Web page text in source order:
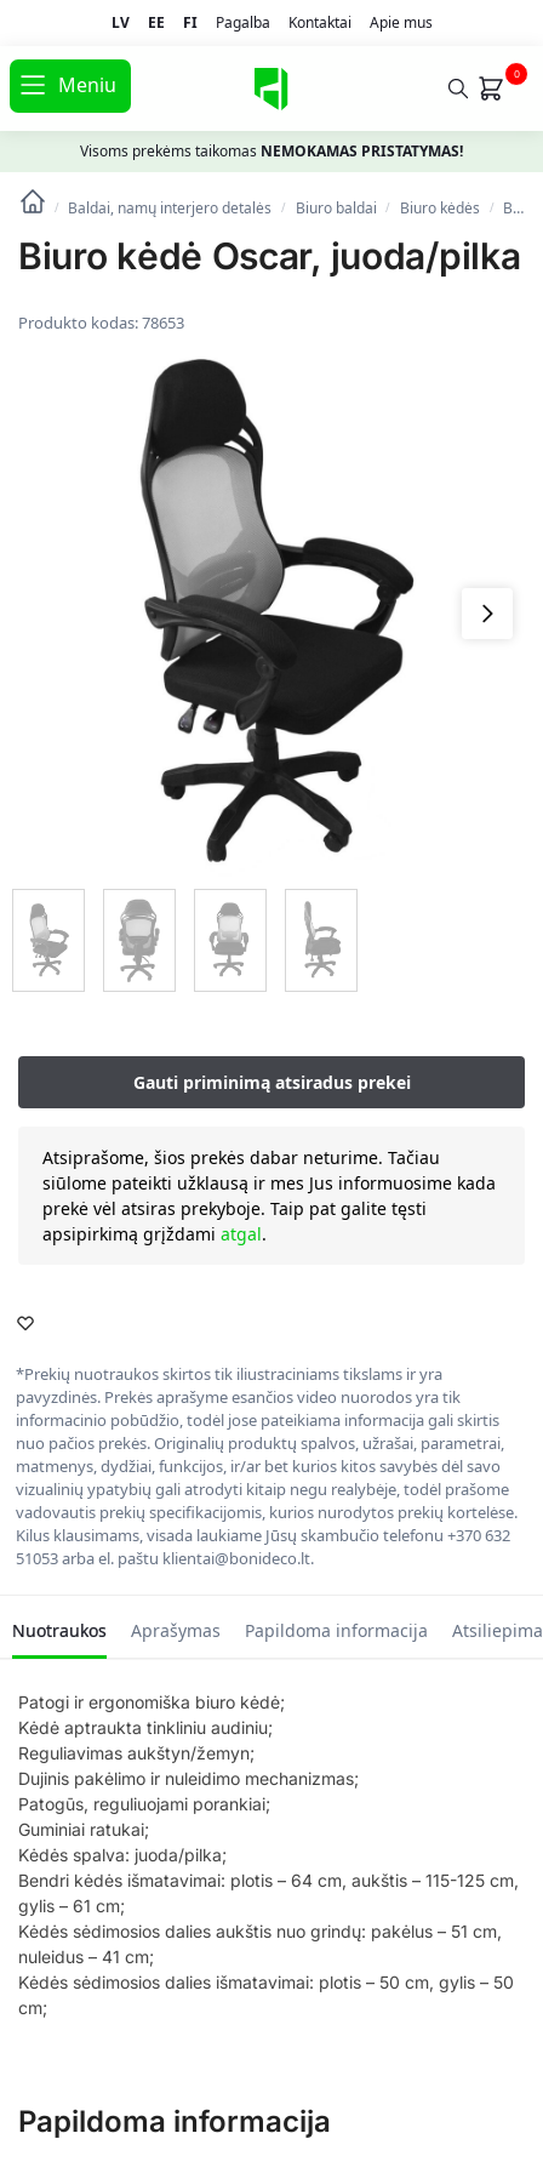
LV EE FI Pagalba Kontaktai Apie mus
Meniu 0
Visoms prekėms taikomas NEMOKAMAS PRISTATYMAS!
/ Baldai, namų interjero detalės / Biuro baldai / Biuro kėdės / Biuro kėdė Oscar, juoda/pilka
Biuro kėdė Oscar, juoda/pilka
Produkto kodas:78653
Atsiprašome, šios prekės dabar neturime. Tačiau
siūlome pateikti užklausą ir mes Jus informuosime kada
prekė vėl atsiras prekyboje. Taip pat galite tęsti
apsipirkimą grįždami atgal.
*Prekių nuotraukos skirtos tik iliustraciniams tikslams ir yra
pavyzdinės. Prekės aprašyme esančios video nuorodos yra tik
informacinio pobūdžio, todėl jose pateikiama informacija gali skirtis
nuo pačios prekės. Originalių produktų spalvos, užrašai, parametrai,
matmenys, dydžiai, funkcijos, ir/ar bet kurios kitos savybės dėl savo
vizualinių ypatybių gali atrodyti kitaip negu realybėje, todėl prašome
vadovautis prekių specifikacijomis, kurios nurodytos prekių kortelėse.
Kilus klausimams, visada laukiame Jūsų skambučio telefonu +370 632
51053 arba el. paštu klientai@bonideco.lt.
Nuotraukos Aprašymas Papildoma informacija
Patogi ir ergonomiška biuro kėdė;
Kėdė aptraukta tinkliniu audiniu;
Reguliavimas aukštyn/žemyn;
Dujinis pakėlimo ir nuleidimo mechanizmas;
Patogūs, reguliuojami porankiai;
Guminiai ratukai;
Kėdės spalva: juoda/pilka;
Bendri kėdės išmatavimai: plotis – 64 cm, aukštis – 115-125 cm,
gylis – 61 cm;
Kėdės sėdimosios dalies aukštis nuo grindų: pakėlus – 51 cm,
nuleidus – 41 cm;
Kėdės sėdimosios dalies išmatavimai: plotis – 50 cm, gylis – 50
cm;
Papildoma informacija